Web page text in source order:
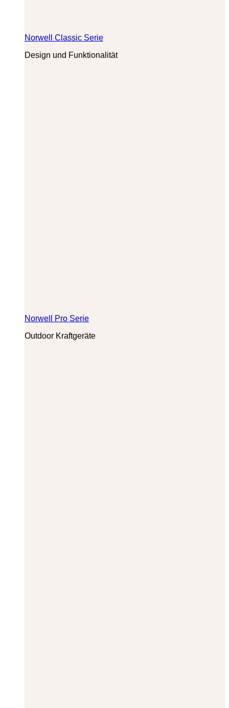
Norwell Classic Serie
Design und Funktionalität
Norwell Pro Serie
Outdoor Kraftgeräte